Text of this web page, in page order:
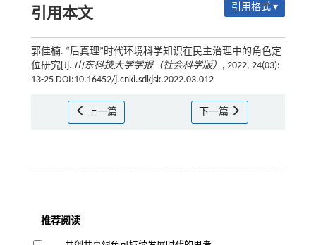
引用本文 引用格式 ▾
郭佳楠. “后真理”时代环境科学知识在民主治理中的角色定
位研究[J]. 山东科技大学学报（社会科学版） , 2022, 24(03):
13-25 DOI:10.16452/j.cnki.sdkjsk.2022.03.012
上一篇 下一篇